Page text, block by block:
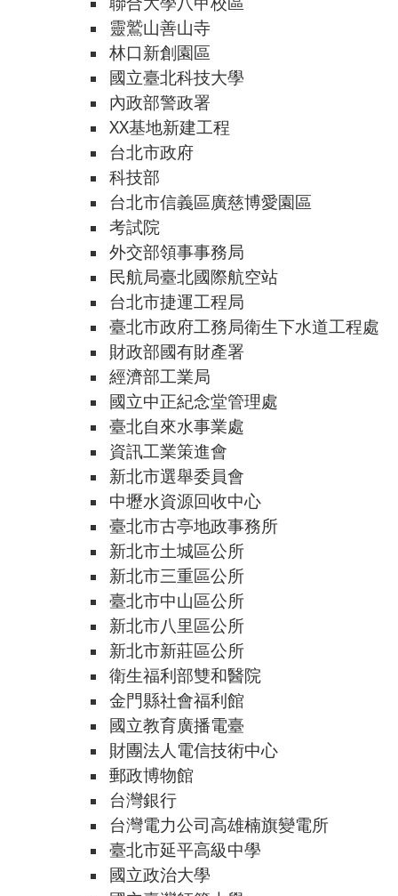
靈鷲山善山寺
林口新創園區
國立臺北科技大學
內政部警政署
XX基地新建工程
台北市政府
科技部
台北市信義區廣慈博愛園區
考試院
外交部領事事務局
民航局臺北國際航空站
台北市捷運工程局
臺北市政府工務局衛生下水道工程處
財政部國有財產署
經濟部工業局
國立中正紀念堂管理處
臺北自來水事業處
資訊工業策進會
新北市選舉委員會
中壢水資源回收中心
臺北市古亭地政事務所
新北市土城區公所
新北市三重區公所
臺北市中山區公所
新北市八里區公所
新北市新莊區公所
衛生福利部雙和醫院
金門縣社會福利館
國立教育廣播電臺
財團法人電信技術中心
郵政博物館
台灣銀行
台灣電力公司高雄楠旗變電所
臺北市延平高級中學
國立政治大學